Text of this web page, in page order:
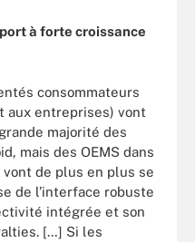
à forte croissance
consommateurs
aux entreprises) vont
majorité des
mais des OEMS dans
de plus en plus se
de l’interface robuste
intégrée et son
[…] Si les